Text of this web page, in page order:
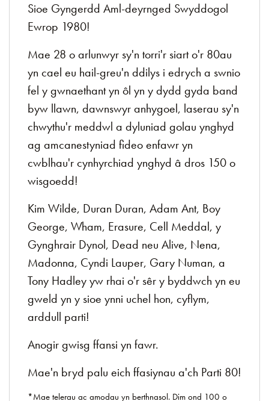
Sioe Gyngerdd Aml-deyrnged Swyddogol
Ewrop 1980!
Mae 28 o arlunwyr sy'n torri'r siart o'r 80au
yn cael eu hail-greu'n ddilys i edrych a swnio
fel y gwnaethant yn ôl yn y dydd gyda band
byw llawn, dawnswyr anhygoel, laserau sy'n
chwythu'r meddwl a dyluniad golau ynghyd
ag amcanestyniad fideo enfawr yn
cwblhau'r cynhyrchiad ynghyd â dros 150 o
wisgoedd!
Kim Wilde, Duran Duran, Adam Ant, Boy
George, Wham, Erasure, Cell Meddal, y
Gynghrair Dynol, Dead neu Alive, Nena,
Madonna, Cyndi Lauper, Gary Numan, a
Tony Hadley yw rhai o'r sêr y byddwch yn eu
gweld yn y sioe ynni uchel hon, cyflym,
arddull parti!
Anogir gwisg ffansi yn fawr.
Mae'n bryd palu eich ffasiynau a'ch Parti 80!
*Mae telerau ac amodau yn berthnasol. Dim ond 100 o